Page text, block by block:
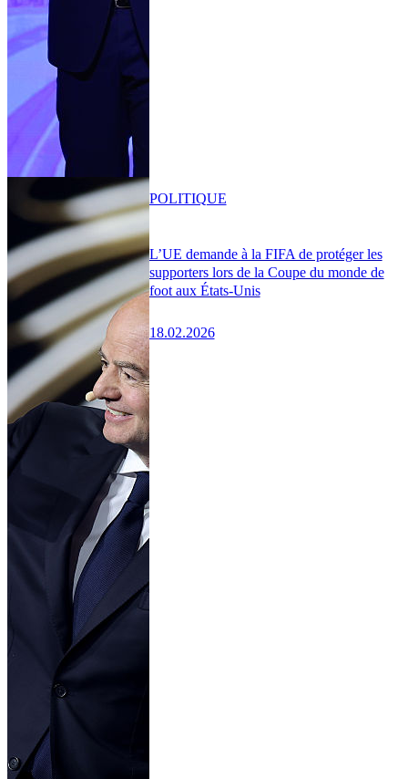
L’UE demande à la FIFA de protéger les
supporters lors de la Coupe du monde de
foot aux États-Unis
18.02.2026
POLITIQUE